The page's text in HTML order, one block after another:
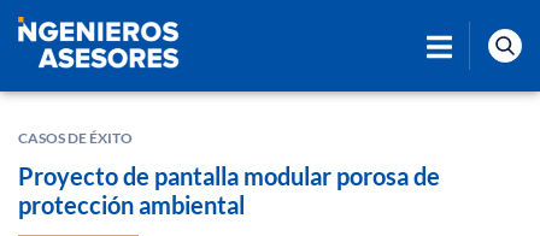
CASOS DE ÉXITO
Proyecto de pantalla modular porosa de
protección ambiental